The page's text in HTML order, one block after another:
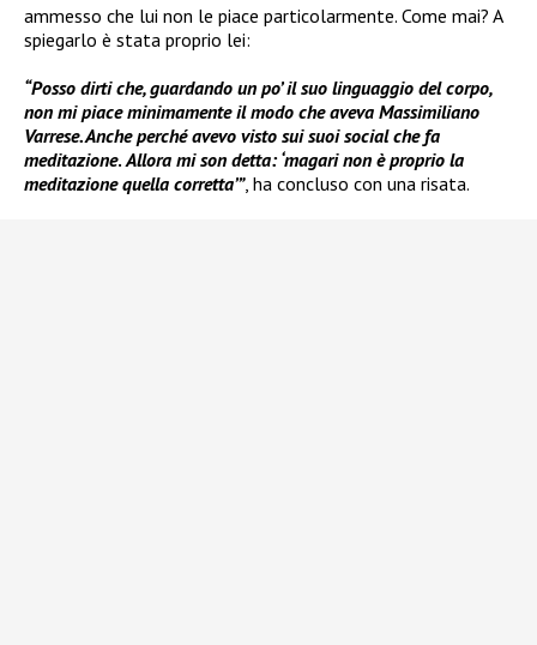
ammesso che lui non le piace particolarmente. Come mai? A
spiegarlo è stata proprio lei:
“Posso dirti che, guardando un po’ il suo linguaggio del corpo,
non mi piace minimamente il modo che aveva Massimiliano
Varrese. Anche perché avevo visto sui suoi social che fa
meditazione. Allora mi son detta: ‘magari non è proprio la
meditazione quella corretta’”, ha concluso con una risata.